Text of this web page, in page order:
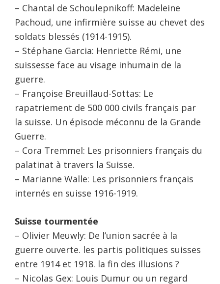
– Chantal de Schoulepnikoff: Madeleine
Pachoud, une infirmière suisse au chevet des
soldats blessés (1914-1915).
– Stéphane Garcia: Henriette Rémi, une
suissesse face au visage inhumain de la
guerre.
– Françoise Breuillaud-Sottas: Le
rapatriement de 500 000 civils français par
la suisse. Un épisode méconnu de la Grande
Guerre.
– Cora Tremmel: Les prisonniers français du
palatinat à travers la Suisse.
– Marianne Walle: Les prisonniers français
internés en suisse 1916-1919.
Suisse tourmentée
– Olivier Meuwly: De l’union sacrée à la
guerre ouverte. les partis politiques suisses
entre 1914 et 1918. la fin des illusions ?
– Nicolas Gex: Louis Dumur ou un regard